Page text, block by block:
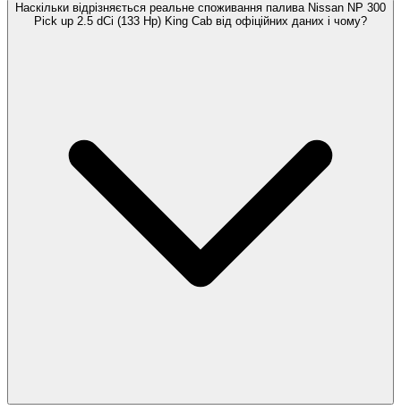
Наскільки відрізняється реальне споживання палива Nissan NP 300
Pick up 2.5 dCi (133 Hp) King Cab від офіційних даних і чому?